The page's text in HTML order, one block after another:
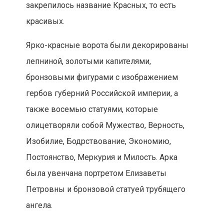
закрепилось название Красных, то есть
красивых.
Ярко-красные ворота были декорированы
лепниной, золотыми капителями,
бронзовыми фигурами с изображением
гербов губерний Российской империи, а
также восемью статуями, которые
олицетворяли собой Мужество, Верность,
Изобилие, Бодрствование, Экономию,
Постоянство, Меркурия и Милость. Арка
была увенчана портретом Елизаветы
Петровны и бронзовой статуей трубящего
ангела.